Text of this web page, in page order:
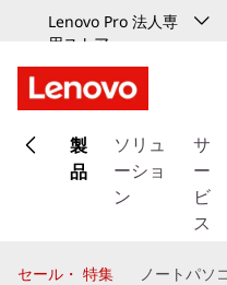
Lenovo Pro 法人専
用ストア
イ
ン
製
品
ソリュ
ーショ
ン
サ
ー
ビ
ス
セール・ 特集 ノートパソ